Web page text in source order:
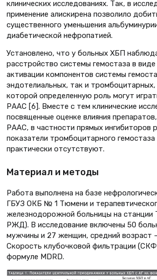
клинических исследованиях. Так, в
применение алискирена позволило
существенного уменьшения
диабетической нефропатией.
Установлено, что у больных ХБП
расстройство системы гемостаза в
активации компонентов системы
эндотелиальных, так и
которой определенную роль могут
РААС [6]. Вместе с тем клинические
посвященные оценке влияния
РААС, в частности прямых ингибиторов
показатели тромбоцитарного
практически отсутствуют.
Материал и методы
Работа выполнена на базе
ГБУЗ ОКБ № 1 Тюмени и
железнодорожной больницы на
РЖД). В исследование включены 50
мужчины и 27 женщин, средний возраст
Скорость клубочковой фильтрации
формуле MDRD.